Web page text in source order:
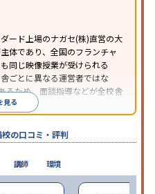
ード上場のナガセ(株)直営の大
体であり、全国のフランチャ
同じ映像授業が受けられる
ごとに異なる運営者ではな
るため、面談指導などが全校舎
指導方針や校舎のルールが異
断するのではなく、担当者や
を確認すると良いだろう。
見る
の口コミ・評判
講師 環境